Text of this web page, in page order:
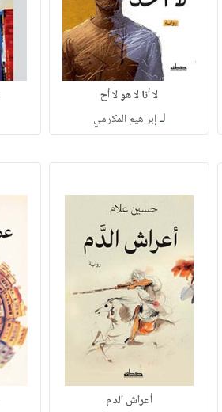
لا أنا لا هو لا أح
لـإبراهيم المكرمي
أعراش الدم